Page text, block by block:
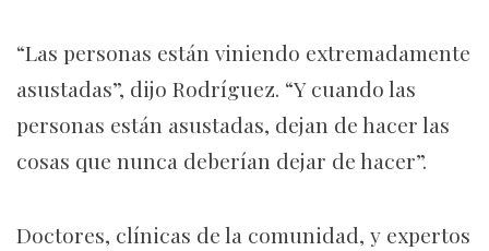
“Las personas están viniendo extremadamente
asustadas”, dijo Rodríguez. “Y cuando las
personas están asustadas, dejan de hacer las
cosas que nunca deberían dejar de hacer”.
Doctores, clínicas de la comunidad, y expertos